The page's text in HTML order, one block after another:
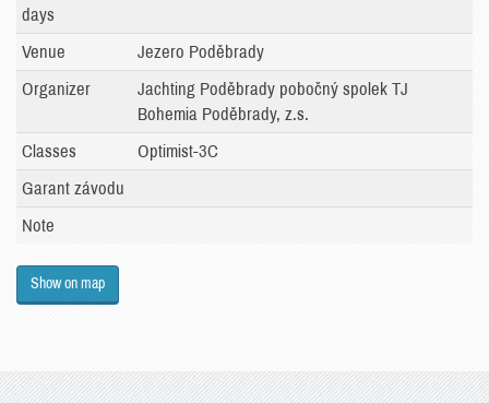
days
Venue
Jezero Poděbrady
Organizer
Jachting Poděbrady pobočný spolek TJ
Bohemia Poděbrady, z.s.
Classes
Optimist-3C
Garant závodu
Note
Show on map